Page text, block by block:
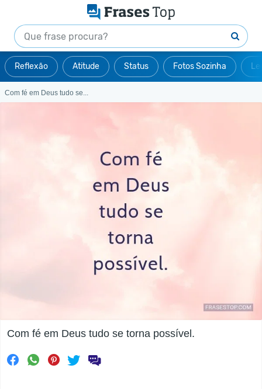
Reflexão Atitude Status Fotos Sozinha
Com fé em Deus tudo se...
Com fé em Deus tudo se torna possível.